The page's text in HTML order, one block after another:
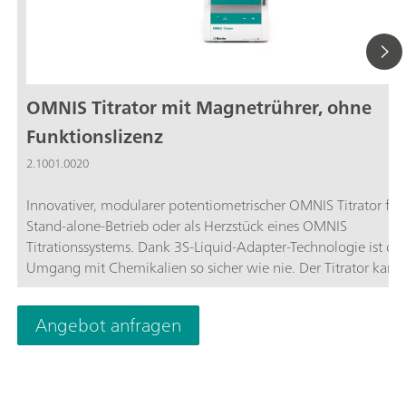
OMNIS Titrator mit Magnetrührer, ohne
Funktionslizenz
2.1001.0020
Innovativer, modularer potentiometrischer OMNIS Titrator für
Stand-alone-Betrieb oder als Herzstück eines OMNIS
Titrationssystems. Dank 3S-Liquid-Adapter-Technologie ist der
Umgang mit Chemikalien so sicher wie nie. Der Titrator
Messmodulen und Zylindereinheiten frei konfiguriert
bei Bedarf um einen Rührer erweitert werden. Dank
Software-Funktionslizenzen sind verschiedene Messmodi und
Funktionalitäten möglich. Ansteuerung via PC oder lokales
Angebot anfragen